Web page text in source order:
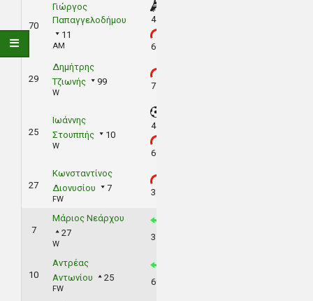
70
Γιώργος
Παπαγγελοδήμου
11
AM
44'
69'
29
Δημήτρης
Τζιωνής
99
W
77'
25
Ιωάννης
Στουππής
10
W
44'
69'
27
Κωνσταντίνος
Διονυσίου
7
FW
35'
7
Μάριος Νεάρχου
27
W
35'
10
Αντρέας
Αντωνίου
25
FW
69'